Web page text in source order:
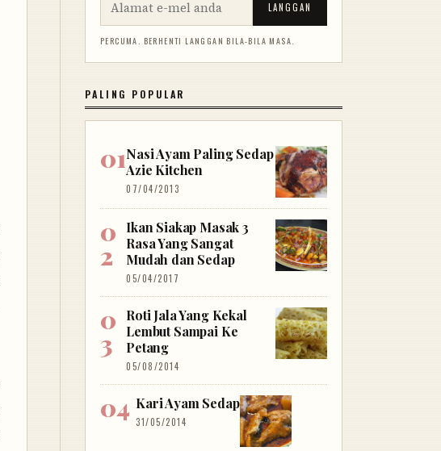
LANGGAN
PERCUMA. BERHENTI LANGGAN BILA-BILA MASA.
PALING POPULAR
Nasi Ayam Paling Sedap
Azie Kitchen
07/04/2013
Ikan Siakap Masak 3
Rasa Yang Sangat
Mudah dan Sedap
05/04/2017
Roti Jala Yang Kekal
Lembut Sampai Ke
Petang
05/08/2014
Kari Ayam Sedap
31/05/2014